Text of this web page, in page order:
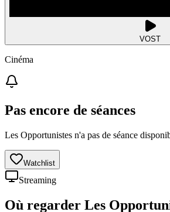
VOST
Cinéma
Pas encore de séances
Les Opportunistes n'a pas de séance
Watchlist
Streaming
Où regarder Les